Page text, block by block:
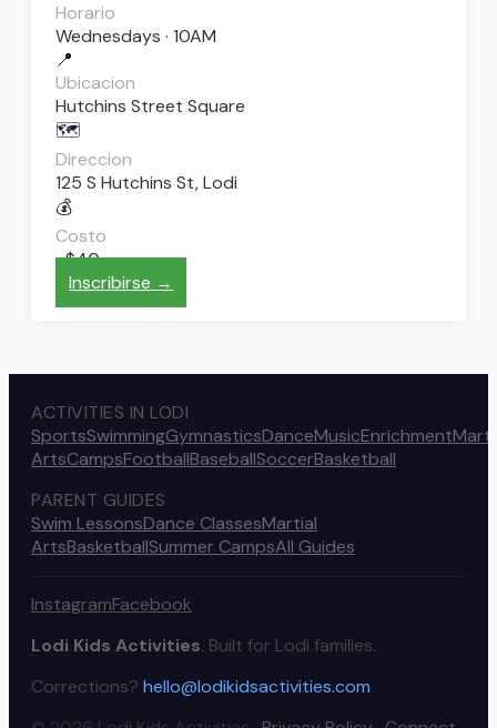
Horario
Wednesdays · 10AM
📍
Ubicacion
Hutchins Street Square
🗺️
Direccion
125 S Hutchins St, Lodi
💰
Costo
~$40
Inscribirse →
ACTIVITIES IN LODI
SportsSwimmingGymnasticsDanceMusicEnrichment
ArtsCampsFootballBaseballSoccerBasketball
PARENT GUIDES
Swim LessonsDance ClassesMartial
ArtsBasketballSummer CampsAll Guides
InstagramFacebook
Lodi Kids Activities. Built for Lodi families.
Corrections? hello@lodikidsactivities.com